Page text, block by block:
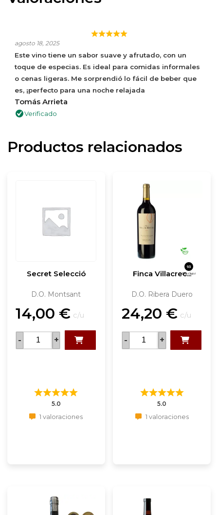
¡EL ROBUSTO VINO DE RIBERA DEL DUERO PARA
TODOS LOS GUSTOS!
agosto 18, 2025
Este vino tiene un sabor suave y afrutado, con un
toque de especias. Es ideal para comidas informales
o cenas ligeras. Me sorprendió lo fácil de beber que
es, ¡perfecto para una noche relajada
Tomás Arrieta
Verificado
Productos relacionados
Secret Selecció
D.O. Montsant
14,00 € c/u
- +
5.0
1 valoraciones
Finca Villacrec...
D.O. Ribera Duero
93
Parker
24,20 € c/u
- +
5.0
1 valoraciones